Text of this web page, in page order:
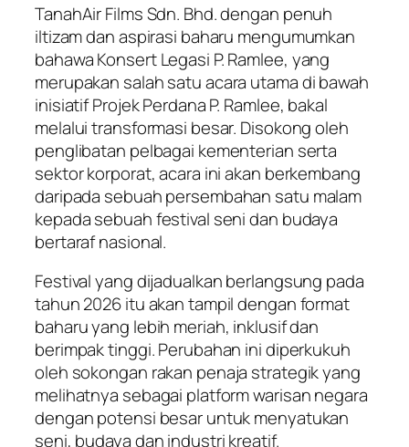
TanahAir Films Sdn. Bhd. dengan penuh
iltizam dan aspirasi baharu mengumumkan
bahawa Konsert Legasi P. Ramlee, yang
merupakan salah satu acara utama di bawah
inisiatif Projek Perdana P. Ramlee, bakal
melalui transformasi besar. Disokong oleh
penglibatan pelbagai kementerian serta
sektor korporat, acara ini akan berkembang
daripada sebuah persembahan satu malam
kepada sebuah festival seni dan budaya
bertaraf nasional.
Festival yang dijadualkan berlangsung pada
tahun 2026 itu akan tampil dengan format
baharu yang lebih meriah, inklusif dan
berimpak tinggi. Perubahan ini diperkukuh
oleh sokongan rakan penaja strategik yang
melihatnya sebagai platform warisan negara
dengan potensi besar untuk menyatukan
seni, budaya dan industri kreatif.